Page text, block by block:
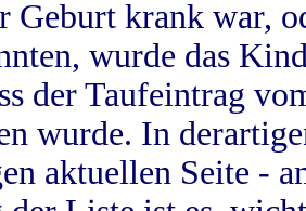
Geburt krank war,
wurde das
der Taufeintrag
wurde. In
aktuellen Seite -